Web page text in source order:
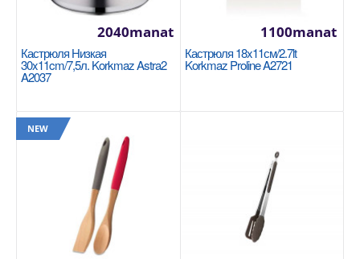
Availability
В Корзину
Добавь в сравнения
Кастрюля Низкая
30x11cm/7,5л. Korkmaz Astra2
A2037
2040manat
Кастрюля 18x11см/2.7lt
Korkmaz Proline A2721
1100manat
NEW